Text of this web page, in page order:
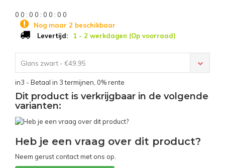
0 0 : 0 0 : 0 0 : 0 0
Nog maar 2 beschikbaar
Levertijd:
1 - 2 werkdagen (Op voorraad)
Glans zwart - €49,95
in3 - Betaal in 3 termijnen, 0% rente
Dit product is verkrijgbaar in de volgende
varianten:
Heb je een vraag over dit product?
Neem gerust contact met ons op.